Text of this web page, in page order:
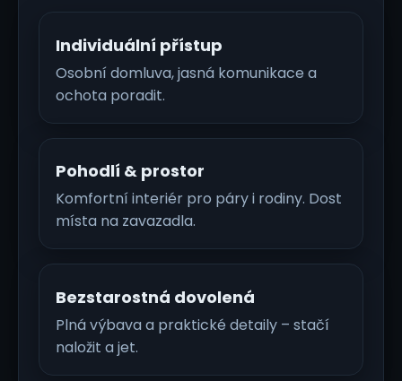
Individuální přístup
Osobní domluva, jasná komunikace a
ochota poradit.
Pohodlí & prostor
Komfortní interiér pro páry i rodiny. Dost
místa na zavazadla.
Bezstarostná dovolená
Plná výbava a praktické detaily – stačí
naložit a jet.